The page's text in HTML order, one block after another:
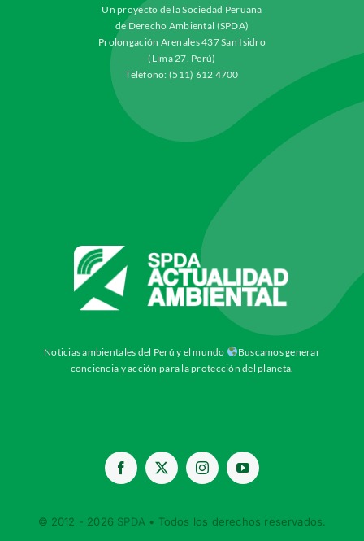
Un proyecto de la Sociedad Peruana
de Derecho Ambiental (SPDA)
Prolongación Arenales 437 San Isidro
(Lima 27, Perú)
Teléfono: (511) 612 4700
Noticias ambientales del Perú y el mundo
Buscamos generar
conciencia y acción para la protección del planeta.
© 2012 - 2026 SPDA • Todos los derechos reservados.